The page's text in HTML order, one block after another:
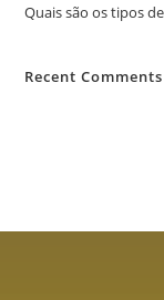
Quais são os tipos
Recent Comments